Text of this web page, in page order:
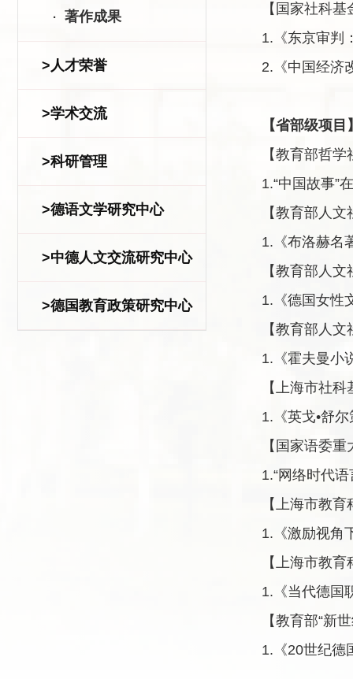
· 著作成果
>人才荣誉
>学术交流
>科研管理
>德语文学研究中心
>中德人文交流研究中心
>德国教育政策研究中心
【国家社科
1. 《东京审判
2. 《中国经
【省部级项目
【教育部哲
1.“中国故事”
【教育部人
1. 《布洛赫名
【教育部人
1. 《德国女
【教育部人
1. 《霍夫曼
【上海市社
1. 《英戈•舒尔
【国家语委
1.“网络时代
【上海市教
1. 《激励视
【上海市教
1. 《当代德
【教育部“新
1. 《20世纪德